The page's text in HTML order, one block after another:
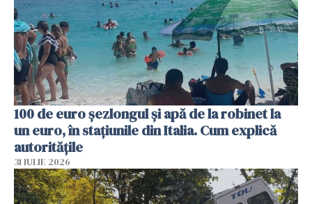
100 de euro șezlongul și apă de la robinet la
un euro, în stațiunile din Italia. Cum explică
autoritățile
31 IULIE 2026